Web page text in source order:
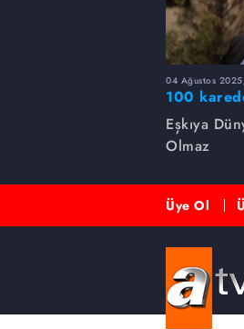
04 Ağustos
100
Eşkıya
Olmaz
Üye Ol